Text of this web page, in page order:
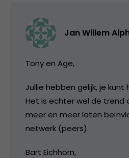
Jan Willem
Tony en Age,
Jullie hebben gelijk, je
Het is echter wel de trend
meer en meer laten
netwerk (peers).
Bart Eichhorn,